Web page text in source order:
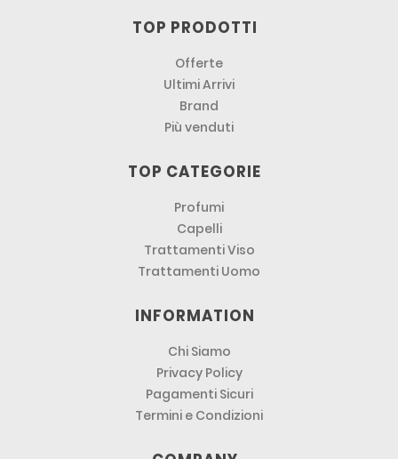
TOP PRODOTTI
Offerte
Ultimi Arrivi
Brand
Più venduti
TOP CATEGORIE
Profumi
Capelli
Trattamenti Viso
Trattamenti Uomo
INFORMATION
Chi Siamo
Privacy Policy
Pagamenti Sicuri
Termini e Condizioni